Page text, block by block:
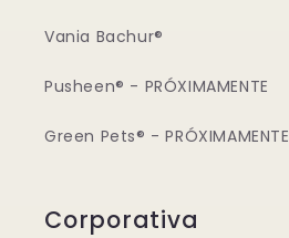
Vania Bachur®
Pusheen® - PRÓXIMAMENTE
Green Pets® - PRÓXIMAMENTE
Corporativa